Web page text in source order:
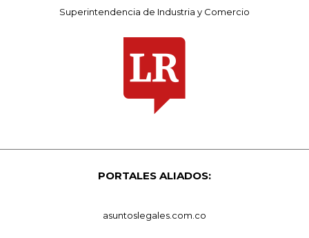
Superintendencia de Industria y Comercio
PORTALES ALIADOS:
asuntoslegales.com.co